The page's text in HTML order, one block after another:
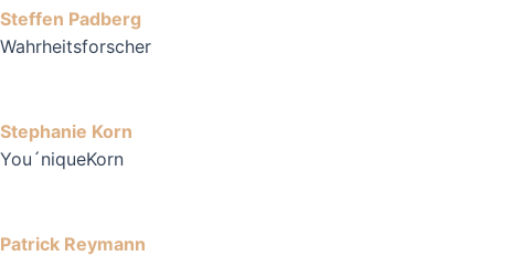
Steffen Padberg
Wahrheitsforscher
Stephanie Korn
You´niqueKorn
Patrick Reymann